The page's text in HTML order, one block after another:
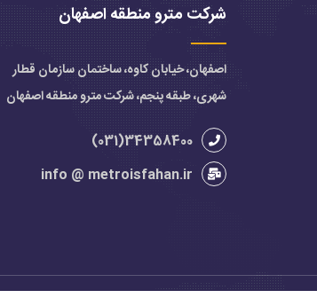
شرکت مترو منطقه اصفهان
اصفهان، خیابان کاوه، ساختمان سازمان قطار
شهری، طبقه پنجم، شرکت مترو منطقه اصفهان
34358400(031)
info @ metroisfahan.ir